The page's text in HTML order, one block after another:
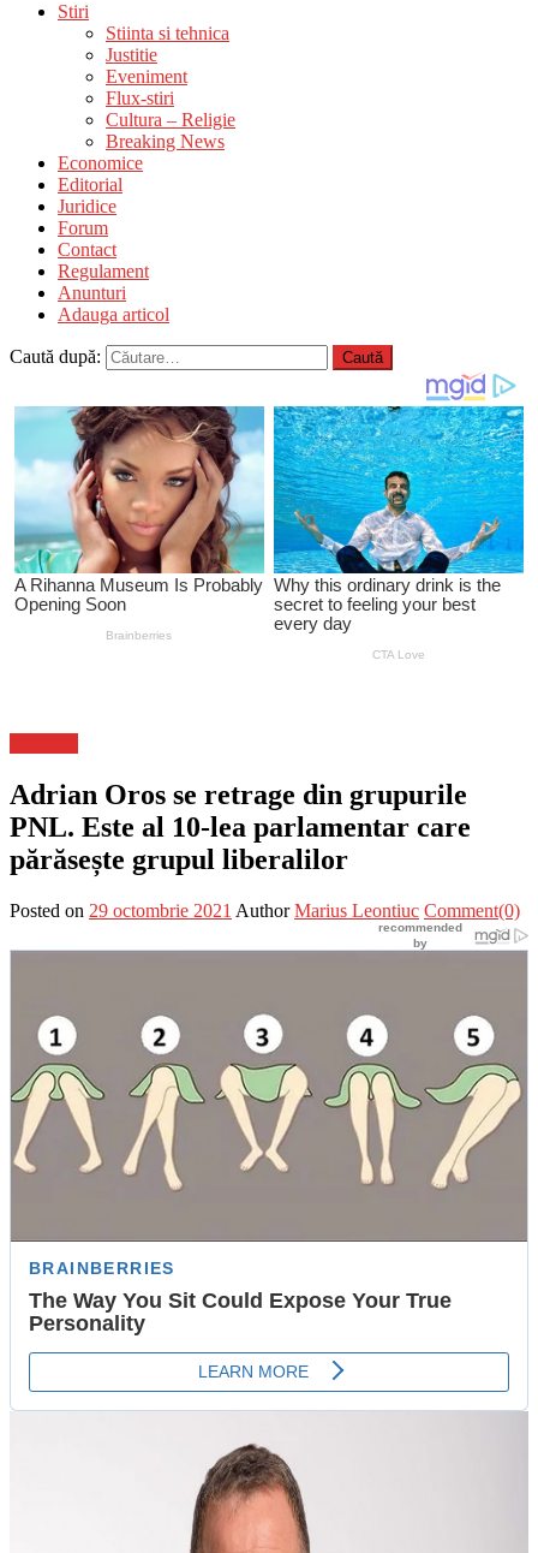
Stiri
Stiinta si tehnica
Justitie
Eveniment
Flux-stiri
Cultura – Religie
Breaking News
Economice
Editorial
Juridice
Forum
Contact
Regulament
Anunturi
Adauga articol
Caută după:
Adrian Oros se retrage din grupurile
PNL. Este al 10-lea parlamentar care
părăsește grupul liberalilor
Posted on 29 octombrie 2021 Author Marius Leontiuc Comment(0)